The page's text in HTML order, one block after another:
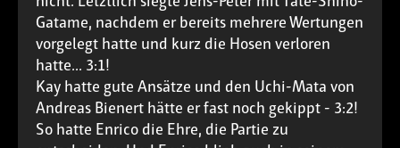
Gatame, nachdem er bereits mehrere Wertungen
vorgelegt hatte und kurz die Hosen verloren
hatte... 3:1!
Kay hatte gute Ansätze und den Uchi-Mata von
Andreas Bienert hätte er fast noch gekippt - 3:2!
So hatte Enrico die Ehre, die Partie zu